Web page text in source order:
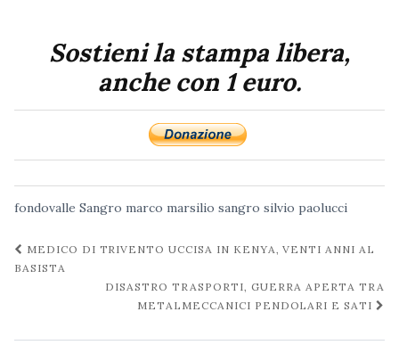
Sostieni la stampa libera,
anche con 1 euro.
fondovalle Sangro marco marsilio sangro silvio paolucci
Navigazione
post
MEDICO DI TRIVENTO UCCISA IN KENYA, VENTI ANNI AL
BASISTA
DISASTRO TRASPORTI, GUERRA APERTA TRA
METALMECCANICI PENDOLARI E SATI